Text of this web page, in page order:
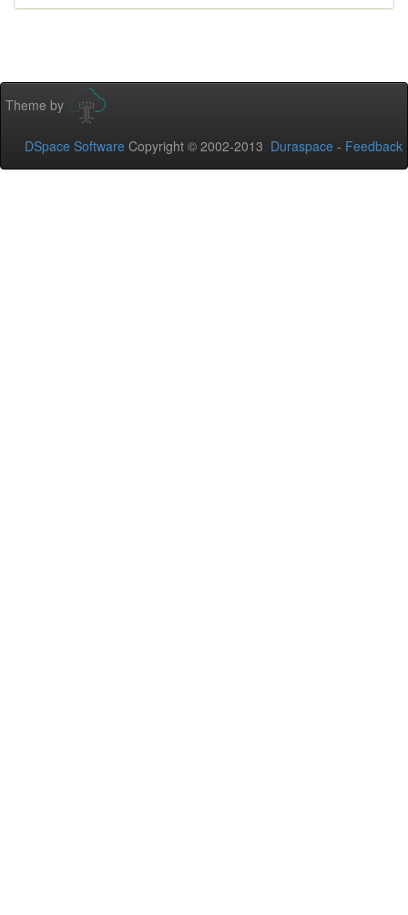
Theme by
DSpace Software Copyright © 2002-2013 Duraspace - Feedback